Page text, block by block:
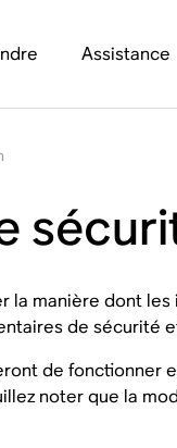
Assistance
manière dont
de sécurité
de fonctionner
noter que la